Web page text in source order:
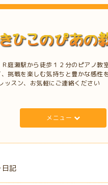
庭瀬駅から徒歩１２分のピアノ教
挑戦を楽しむ気持ちと豊かな感性
ッスン、お気軽にご連絡ください
メニュー
記